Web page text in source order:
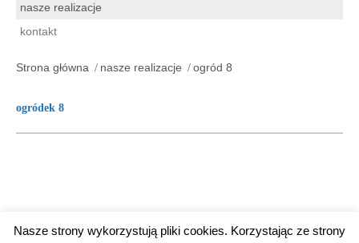
nasze realizacje
kontakt
Strona główna nasze realizacje ogród 8
ogródek 8
copyright wicik-krzewy.pl
Nasze strony wykorzystują pliki cookies. Korzystając ze strony